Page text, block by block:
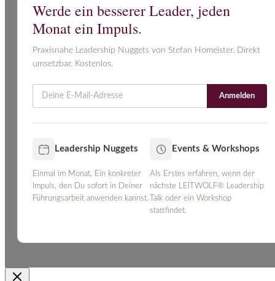
Werde ein besserer Leader, jeden
Monat ein Impuls.
Praxisnahe Leadership Nuggets von Stefan Homeister. Direkt
umsetzbar. Kostenlos.
Anmelden
Leadership Nuggets
Einmal im Monat. Ein konkreter
Impuls, den Du sofort in Deiner
Führungsarbeit anwenden kannst.
Events & Workshops
Als Erstes erfahren, wenn der
nächste LEITWOLF® Leadership
Talk oder ein Workshop
stattfindet.